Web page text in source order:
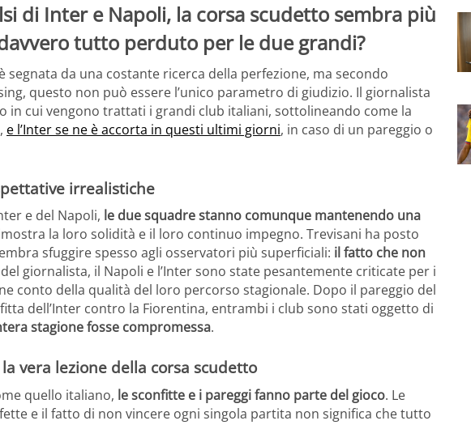
di Inter e Napoli, la corsa scudetto sembra più
tutto perduto per le due grandi?
segnata da una costante ricerca della perfezione, ma secondo
questo non può essere l’unico parametro di giudizio. Il giornalista
in cui vengono trattati i grandi club italiani, sottolineando come la
e l’Inter se ne è accorta in questi ultimi giorni, in caso di un pareggio o
irrealistiche
e del Napoli, le due squadre stanno comunque mantenendo una
la loro solidità e il loro continuo impegno. Trevisani ha posto
sfuggire spesso agli osservatori più superficiali: il fatto che non
giornalista, il Napoli e l’Inter sono state pesantemente criticate per i
conto della qualità del loro percorso stagionale. Dopo il pareggio del
dell’Inter contro la Fiorentina, entrambi i club sono stati oggetto di
stagione fosse compromessa.
vera lezione della corsa scudetto
quello italiano, le sconfitte e i pareggi fanno parte del gioco. Le
e il fatto di non vincere ogni singola partita non significa che tutto